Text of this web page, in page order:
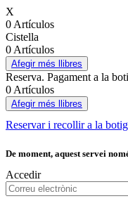
X
0 Artículos
Cistella
0 Artículos
Afegir més llibres
Reserva. Pagament a la
0 Artículos
Afegir més llibres
Reservar i recollir a la
De moment, aquest servei
Accedir